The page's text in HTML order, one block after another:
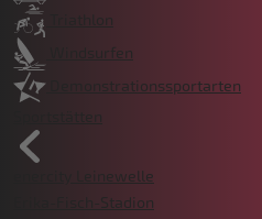
Triathlon
Windsurfen
Demonstrationssportarten
Sportstätten
enercity Leinewelle
Erika-Fisch-Stadion